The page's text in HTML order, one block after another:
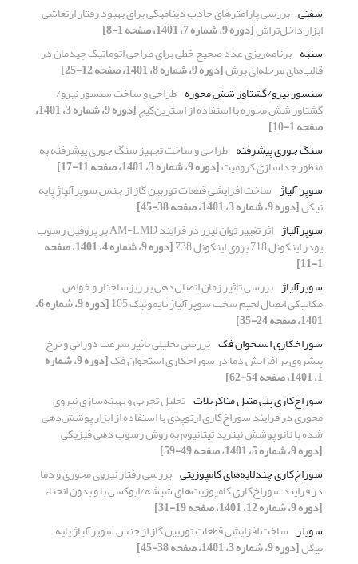
سفتی بررسی پارامترهای جاذب دینامیکی برای بهبود رفتار ارتعاشی
ابزار داخل‌تراش[دوره 9، شماره 7، 1401، صفحه 1-8]
سنبه برنامه‌ریزی عدد صحیح خطی برای طراحی اتوماتیک چیدمان در
قالب‌های مرحله‌ای برش[دوره 9، شماره 8، 1401، صفحه 12-25]
سنسور نیرو/گشتاور شش محوره طراحی و ساخت سنسور نیرو/
گشتاور شش محوره با استفاده از استرین‌گیج [دوره 9، شماره 3، 1401،
صفحه 1-10]
سنگ جوری پیشرفته طراحی و ساخت تجهیز سنگ جوری پیشرفته به
منظور جداسازی کرومیت[دوره 9، شماره 3، 1401، صفحه 11-17]
سوپر آلیاژ ساخت افزایشی قطعات توربین گاز از جنس سوپرآلیاژ پایه
نیکل[دوره 9، شماره 3، 1401، صفحه 38-45]
سوپرآلیاژ
اثر تغییر توان لیزر در فرایند AM-LMD بر پروفیل رسوب
پودر اینکونل 718 بروی اینکونل 738 [دوره 9، شماره 4، 1401، صفحه
1-11]
سوپرآلیاژ بررسی تاثیر زمان اتصال‌‌دهی بر ریزساختار و خواص
مکانیکی اتصال لحیم سخت سوپرآلیاژ نایمونیک 105 [دوره 9، شماره 6،
1401، صفحه 24-35]
سوراخکاری استخوان فک بررسی تحلیلی تاثیر سرعت دورانی و نرخ
پیشروی بر افزایش دما در سوراخکاری استخوان فک [دوره 9، شماره
1، 1401، صفحه 54-62]
سوراخ‌کاری پلی متیل متاکریلات تحلیل تجربی و بهینه‌سازی نیروی
محوری در فرایند سوراخ‌کاری ارتوپدی با استفاده از ابزار پوشش‌دهی
شده با نانو پوشش نیترید تیتانیوم به روش رسوب دهی فیزیکی
[دوره 9، شماره 5، 1401، صفحه 49-59]
سوراخ‌کاری چندلایه‌های کامپوزیتی بررسی رفتار نیروی محوری و دما
در فرایند سوراخ‌کاری کامپوزیت‌های شیشه/اپوکسی با و بدون انحناء
[دوره 9، شماره 12، 1401، صفحه 19-31]
سویلر ساخت افزایشی قطعات توربین گاز از جنس سوپرآلیاژ پایه
نیکل[دوره 9، شماره 3، 1401، صفحه 38-45]